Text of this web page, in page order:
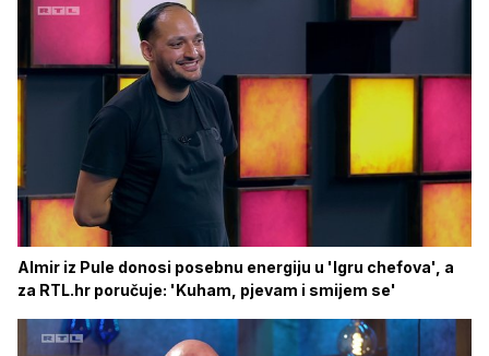
Almir iz Pule donosi posebnu energiju u 'Igru chefova', a
za RTL.hr poručuje: 'Kuham, pjevam i smijem se'